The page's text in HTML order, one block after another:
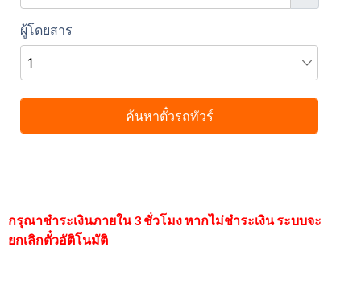
กรุณาชำระเงินภายใน 3 ชั่วโมง หากไม่ชำระเงิน ระบบจะ
ยกเลิกตั๋วอัติโนมัติ